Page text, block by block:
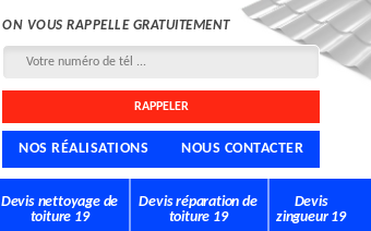
ON VOUS RAPPELLE GRATUITEMENT
NOS RÉALISATIONS NOUS CONTACTER
Devis nettoyage de
toiture 19
Devis réparation de
toiture 19
Devis
zingueur 19